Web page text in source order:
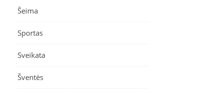
Šeima
Sportas
Sveikata
Šventės